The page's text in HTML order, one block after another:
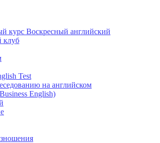
курс Воскресный английский
клуб
Test
на английском
English)